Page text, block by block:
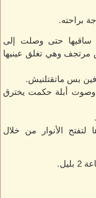
براحته.
ساقيها حتى وصلت إلى
مرتجف وهي تغلق عينيها
بس ماتقتلنيش.
وصوت أبلة حكمت يخترق
الأنوار من خلال